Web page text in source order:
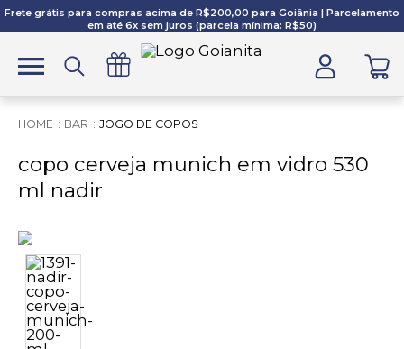
Frete grátis para compras acima de R$200,00 para Goiânia | Parcelamento
em até 6x sem juros (parcela mínima: R$50)
BAR JOGO DE COPOS
copo cerveja munich em vidro 530
ml nadir